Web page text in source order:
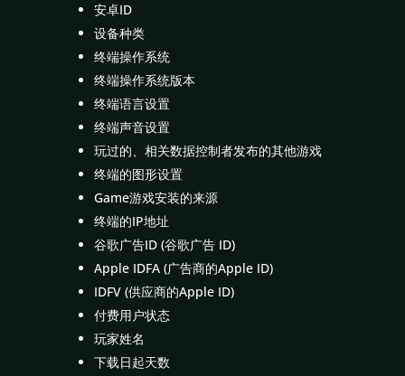
安卓ID
设备种类
终端操作系统
终端操作系统版本
终端语言设置
终端声音设置
玩过的、相关数据控制者发布的其他游戏
终端的图形设置
Game游戏安装的来源
终端的IP地址
谷歌广告ID (谷歌广告 ID)
Apple IDFA (广告商的Apple ID)
IDFV (供应商的Apple ID)
付费用户状态
玩家姓名
下载日起天数